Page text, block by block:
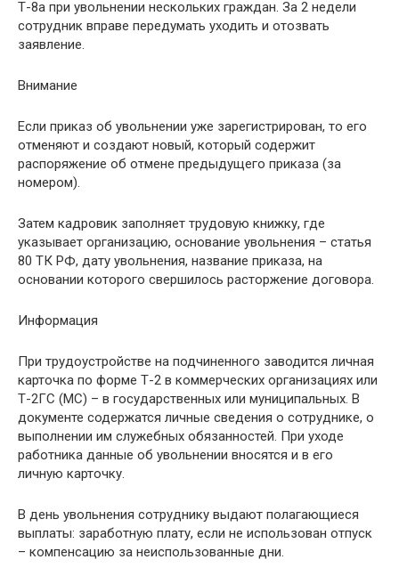
Т-8а при увольнении нескольких граждан. За 2 недели
сотрудник вправе передумать уходить и отозвать
заявление.
Внимание
Если приказ об увольнении уже зарегистрирован, то его
отменяют и создают новый, который содержит
распоряжение об отмене предыдущего приказа (за
номером).
Затем кадровик заполняет трудовую книжку, где
указывает организацию, основание увольнения – статья
80 ТК РФ, дату увольнения, название приказа, на
основании которого свершилось расторжение договора.
Информация
При трудоустройстве на подчиненного заводится личная
карточка по форме Т-2 в коммерческих организациях или
Т-2ГС (МС) – в государственных или муниципальных. В
документе содержатся личные сведения о сотруднике, о
выполнении им служебных обязанностей. При уходе
работника данные об увольнении вносятся и в его
личную карточку.
В день увольнения сотруднику выдают полагающиеся
выплаты: заработную плату, если не использован отпуск
– компенсацию за неиспользованные дни.